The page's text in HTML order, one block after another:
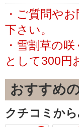
・ご質問や
下さい。
・雪割草の
として300円
おすすめ
クチコミか